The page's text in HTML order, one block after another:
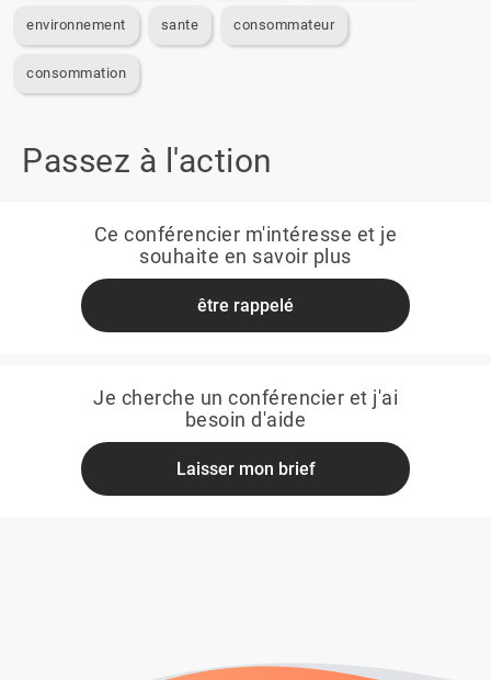
environnement sante consommateur
consommation
Passez à l'action
Ce conférencier m'intéresse et je
souhaite en savoir plus
être rappelé
Je cherche un conférencier et j'ai
besoin d'aide
Laisser mon brief